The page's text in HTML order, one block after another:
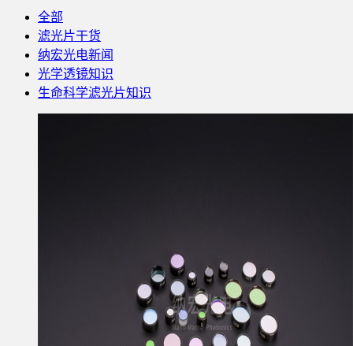
全部
滤光片干货
纳宏光电新闻
光学透镜知识
生命科学滤光片知识